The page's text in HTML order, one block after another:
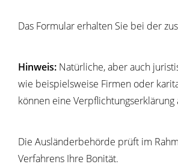
Das Formular erhalten Sie bei der
Hinweis: Natürliche, aber auch
wie beispielsweise Firmen oder
können eine Verpflichtungserklärung
Die Ausländerbehörde prüft im
Verfahrens Ihre Bonität.